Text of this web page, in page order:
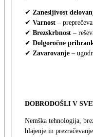
✔ Zanesljivost
✔ Varnost –
✔ Brezskrbnost –
✔ Dolgoročne
✔ Zavarovanje –
DOBRODOŠLI V
Nemška tehnologija,
hlajenje in